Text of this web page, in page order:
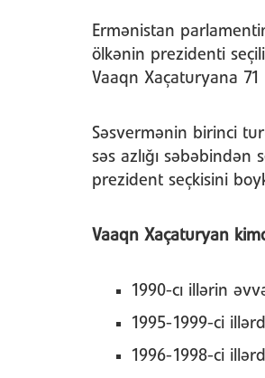
Ermənistan
ölkənin prezidenti
Vaaqn Xaçaturyana
Səsvermənin birinci
səs azlığı
prezident seçkisini
Vaaqn Xaçaturyan
1990-cı illərin
1995-1999-ci
1996-1998-ci